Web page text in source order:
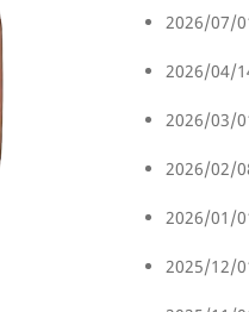
2026/07/
2026/04/
2026/03/
2026/02/
2026/01/
2025/12/